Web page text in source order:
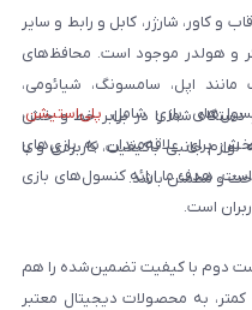
و کاور، شارژر، کابل و رابط و سایر
و هولدر موجود است. محافظ‌های
اپل، سامسونگ، شیائومی،
شما را در برابر خط و خش
جانبی باکیفیت، کاربردی و با
و مطمئن باشد.
بازی شامل پلی‌استیشن،
برای علاقه‌مندان به بازی‌های
هدف ما ارائه کنسول‌های بازی
است.
دوم با کیفیت تضمین‌شده را هم
کمتر، به محصولات دیجیتال معتبر